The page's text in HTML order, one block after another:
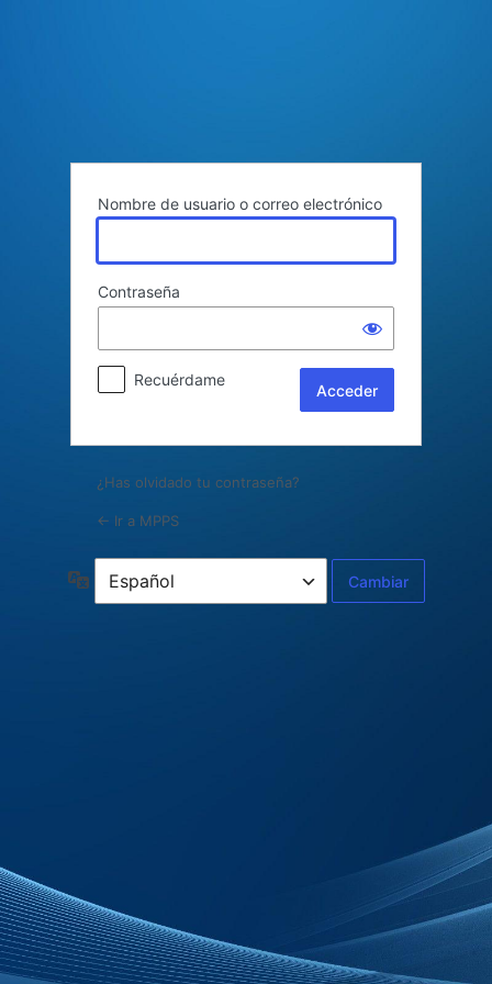
Nombre de usuario o correo electrónico
Contraseña
Recuérdame
¿Has olvidado tu contraseña?
← Ir a MPPS
Idioma